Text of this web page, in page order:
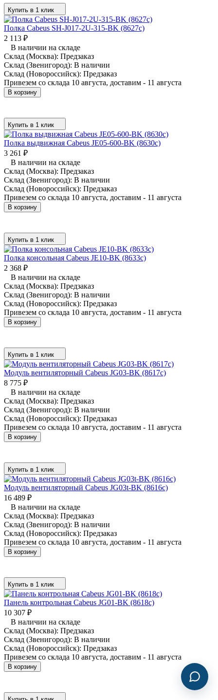
Купить в 1 клик
Полка Cabeus SH-J017-2U-315-BK (8627c)
2 113 ₽
В наличии на складе
Склад (Москва): Предзаказ
Склад (Звенигород): В наличии
Склад (Новороссийск): Предзаказ
Привезем со склада 10 августа, доставим - 11 августа
В корзину
Купить в 1 клик
Полка выдвижная Cabeus JE05-600-BK (8630c)
3 261 ₽
В наличии на складе
Склад (Москва): Предзаказ
Склад (Звенигород): В наличии
Склад (Новороссийск): Предзаказ
Привезем со склада 10 августа, доставим - 11 августа
В корзину
Купить в 1 клик
Полка консольная Cabeus JE10-BK (8633c)
2 368 ₽
В наличии на складе
Склад (Москва): Предзаказ
Склад (Звенигород): В наличии
Склад (Новороссийск): Предзаказ
Привезем со склада 10 августа, доставим - 11 августа
В корзину
Купить в 1 клик
Модуль вентиляторный Cabeus JG03-BK (8617c)
8 775 ₽
В наличии на складе
Склад (Москва): Предзаказ
Склад (Звенигород): В наличии
Склад (Новороссийск): Предзаказ
Привезем со склада 10 августа, доставим - 11 августа
В корзину
Купить в 1 клик
Модуль вентиляторный Cabeus JG03t-BK (8616c)
16 489 ₽
В наличии на складе
Склад (Москва): Предзаказ
Склад (Звенигород): В наличии
Склад (Новороссийск): Предзаказ
Привезем со склада 10 августа, доставим - 11 августа
В корзину
Купить в 1 клик
Панель контрольная Cabeus JG01-BK (8618c)
10 307 ₽
В наличии на складе
Склад (Москва): Предзаказ
Склад (Звенигород): В наличии
Склад (Новороссийск): Предзаказ
Привезем со склада 10 августа, доставим - 11 августа
В корзину